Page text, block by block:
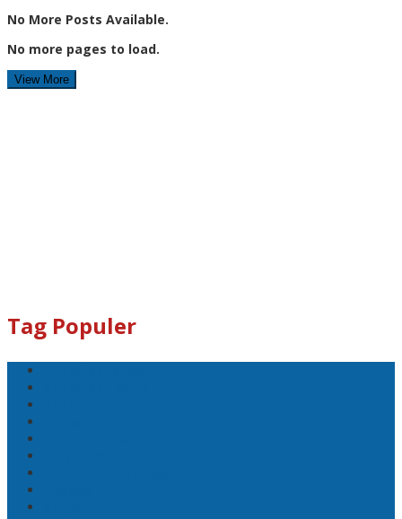
No More Posts Available.
No more pages to load.
View More
Tag Populer